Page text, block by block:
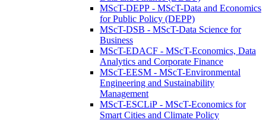
MScT-DEPP - MScT-Data and Economics
for Public Policy (DEPP)
MScT-DSB - MScT-Data Science for
Business
MScT-EDACF - MScT-Economics, Data
Analytics and Corporate Finance
MScT-EESM - MScT-Environmental
Engineering and Sustainability
Management
MScT-ESCLiP - MScT-Economics for
Smart Cities and Climate Policy